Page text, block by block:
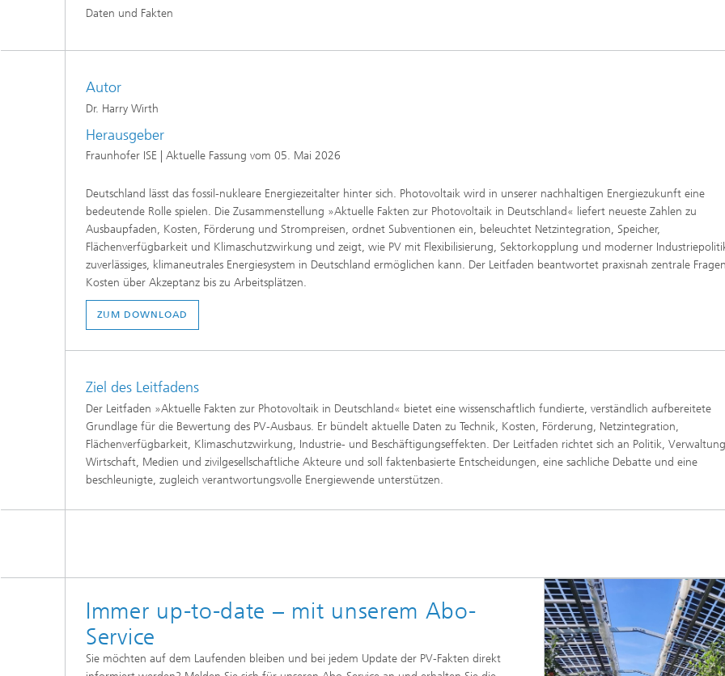
III-V-Solarzellen, -Module und
konzentrierende Photovoltaik
Photonische und
leistungselektronische Bauelemente
Lasertechnologie
Batteriesystemtechnik
Produktionstechnologie für Batterien
Batterieintegration und -
betriebsführung
Technologiebewertung für Batterien
Digitalisierung in Batterieforschung
und -produktion
Gebäudehülle
Wärmepumpen Hydrogen System Analysis
Solarzellen
Energiespeicher
Zentrum für
Gebrauchsdaueranalyse
Zentrum für Leistungselektronik und
nachhaltige Netze
Zentrum für Elektrolyse,
Brennstoffzellen und synthetische
Kraftstoffe
Zentrum für funktionale Oberflächen
TestLab PV Modules
Daten und Fakten
Autor
Dr. Harry Wirth
Herausgeber
Fraunhofer ISE | Aktuelle Fassung vom 05. Mai 2026
Deutschland lässt das fossil-nukleare Energiezeitalter hinter sich. Photovoltaik wird in unserer nachhaltigen Energiezukunft eine
bedeutende Rolle spielen. Die Zusammenstellung »Aktuelle Fakten zur Photovoltaik in Deutschland« liefert neueste Zahlen zu
Ausbaupfaden, Kosten, Förderung und Strompreisen, ordnet Subventionen ein, beleuchtet Netzintegration, Speicher,
Flächenverfügbarkeit und Klimaschutzwirkung und zeigt, wie PV mit Flexibilisierung, Sektorkopplung und moderner
zuverlässiges, klimaneutrales Energiesystem in Deutschland ermöglichen kann. Der Leitfaden beantwortet praxisnah zentrale
Kosten über Akzeptanz bis zu Arbeitsplätzen.
ZUM DOWNLOAD
Ziel des Leitfadens
Der Leitfaden »Aktuelle Fakten zur Photovoltaik in Deutschland« bietet eine wissenschaftlich fundierte, verständlich aufbereitete
Grundlage für die Bewertung des PV-Ausbaus. Er bündelt aktuelle Daten zu Technik, Kosten, Förderung, Netzintegration,
Flächenverfügbarkeit, Klimaschutzwirkung, Industrie- und Beschäftigungseffekten. Der Leitfaden richtet sich an Politik,
Wirtschaft, Medien und zivilgesellschaftliche Akteure und soll faktenbasierte Entscheidungen, eine sachliche Debatte und eine
beschleunigte, zugleich verantwortungsvolle Energiewende unterstützen.
Immer up-to-date – mit unserem Abo-
Service
Sie möchten auf dem Laufenden bleiben und bei jedem Update der PV-Fakten direkt